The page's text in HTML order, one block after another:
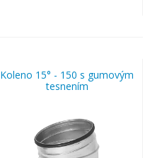
Koleno 15° - 150 s gumovým
tesnením